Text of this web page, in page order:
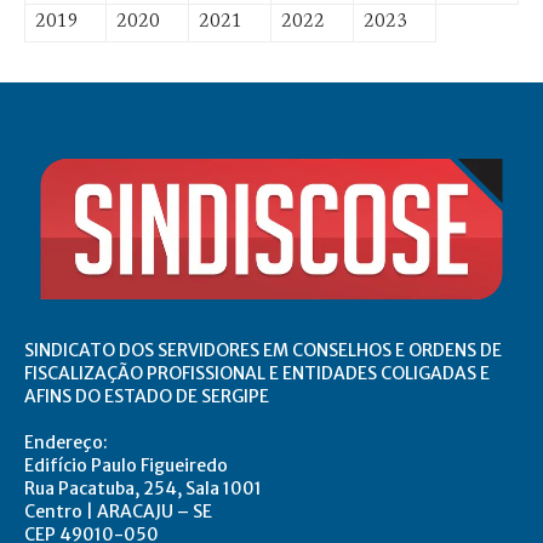
2019 2020 2021 2022 2023
SINDICATO DOS SERVIDORES EM CONSELHOS E ORDENS DE
FISCALIZAÇÃO PROFISSIONAL E ENTIDADES COLIGADAS E
AFINS DO ESTADO DE SERGIPE
Endereço:
Edifício Paulo Figueiredo
Rua Pacatuba, 254, Sala 1001
Centro | ARACAJU – SE
CEP 49010-050